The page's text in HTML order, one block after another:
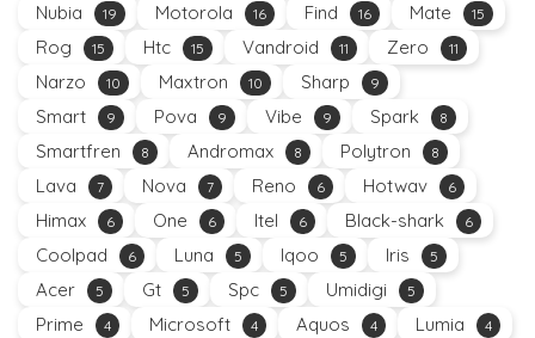
Nubia 19 Motorola 16 Find 16 Mate 15
Rog 15 Htc 15 Vandroid 11 Zero 11
Narzo 10 Maxtron 10 Sharp 9
Smart 9 Pova 9 Vibe 9 Spark 8
Smartfren 8 Andromax 8 Polytron 8
Lava 7 Nova 7 Reno 6 Hotwav 6
Himax 6 One 6 Itel 6 Black-shark 6
Coolpad 6 Luna 5 Iqoo 5 Iris 5
Acer 5 Gt 5 Spc 5 Umidigi 5
Prime 4 Microsoft 4 Aquos 4 Lumia 4